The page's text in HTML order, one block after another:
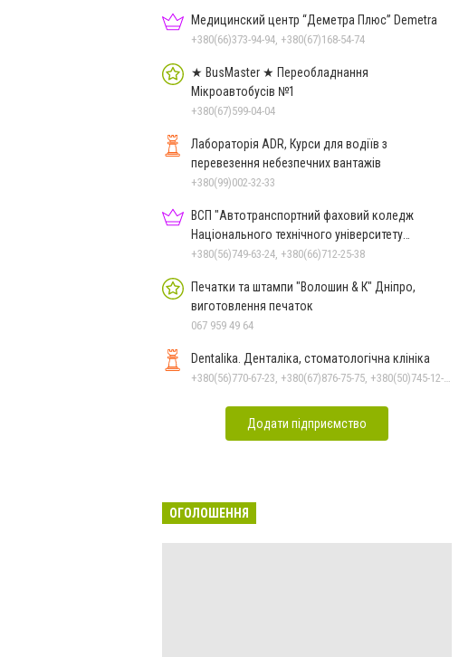
Медицинский центр “Деметра Плюс” Demetra
+380(66)373-94-94, +380(67)168-54-74
★ BusMaster ★ Переобладнання
Мікроавтобусів №1
+380(67)599-04-04
Лабораторія ADR, Курси для водіїв з
перевезення небезпечних вантажів
+380(99)002-32-33
ВСП "Автотранспортний фаховий коледж
Національного технічного університету
"Дніпровська політехніка"
+380(56)749-63-24, +380(66)712-25-38
Печатки та штампи "Волошин & К" Дніпро,
виготовлення печаток
067 959 49 64
Dentalika. Денталіка, стоматологічна клініка
Додати підприємство
ОГОЛОШЕННЯ